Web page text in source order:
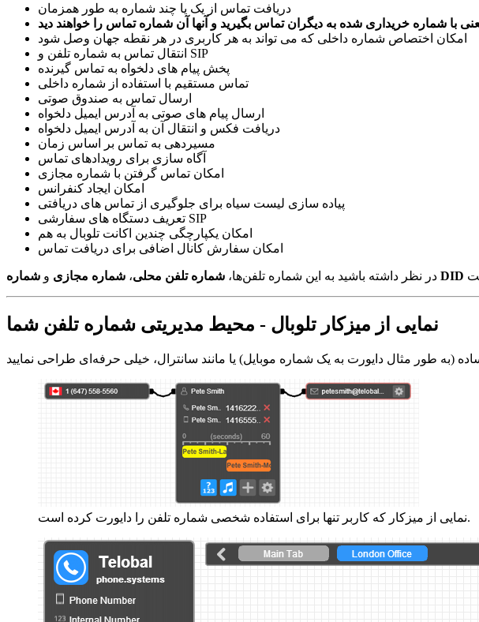
دریافت تماس از یک یا چند شماره به طور همزمان
امکان اختصاص شماره داخلی که می تواند به هر کاربری در هر نقطه جهان وصل شود
انتقال تماس به شماره تلفن و SIP
پخش پیام های دلخواه به تماس گیرنده
تماس مستقیم با استفاده از شماره داخلی
ارسال تماس به صندوق صوتی
ارسال پیام های صوتی به آدرس ایمیل دلخواه
دریافت فکس و انتقال آن به آدرس ایمیل دلخواه
مسیردهی به تماس بر اساس زمان
آگاه سازی برای رویدادهای تماس
امکان تماس گرفتن با شماره مجازی
امکان ایجاد کنفرانس
پیاده سازی لیست سیاه برای جلوگیری از تماس های دریافتی
تعریف دستگاه های سفارشی SIP
امکان یکپارچگی چندین اکانت تلوبال به هم
امکان سفارش کانال اضافی برای دریافت تماس
در نظر داشته باشید به این شماره تلفن‌ها، شماره تلفن محلی، شماره مجازی و شماره DID
نمایی از میزکار تلوبال - محیط مدیریتی شماره تلفن شما
نمایی از میزکار که کاربر تنها برای استفاده شخصی شماره تلفن را دایورت کرده است.